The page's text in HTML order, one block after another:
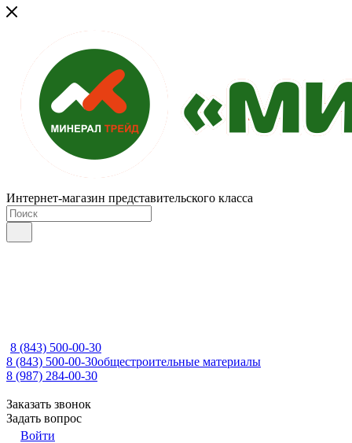
Интернет-магазин представительского класса
8 (843) 500-00-30
8 (843) 500-00-30общестроительные материалы
8 (987) 284-00-30
Заказать звонок
Задать вопрос
Войти